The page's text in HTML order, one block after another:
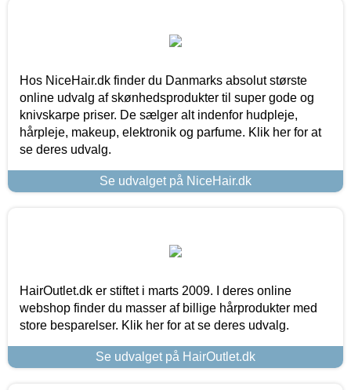
Hos NiceHair.dk finder du Danmarks absolut største
online udvalg af skønhedsprodukter til super gode og
knivskarpe priser. De sælger alt indenfor hudpleje,
hårpleje, makeup, elektronik og parfume. Klik her for at
se deres udvalg.
Se udvalget på NiceHair.dk
HairOutlet.dk er stiftet i marts 2009. I deres online
webshop finder du masser af billige hårprodukter med
store besparelser. Klik her for at se deres udvalg.
Se udvalget på HairOutlet.dk